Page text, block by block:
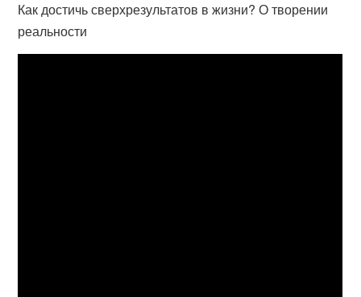
Как достичь сверхрезультатов в жизни? О творении
реальности